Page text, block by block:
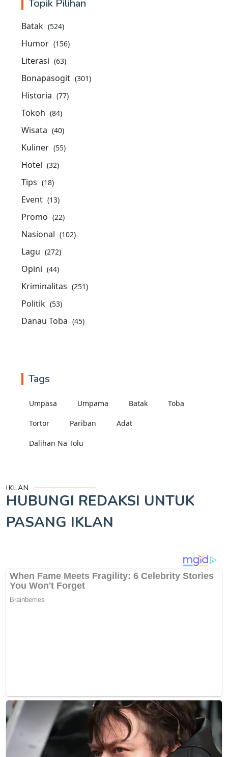
Topik Pilihan
Batak (524)
Humor (156)
Literasi (63)
Bonapasogit (301)
Historia (77)
Tokoh (84)
Wisata (40)
Kuliner (55)
Hotel (32)
Tips (18)
Event (13)
Promo (22)
Nasional (102)
Lagu (272)
Opini (44)
Kriminalitas (251)
Politik (53)
Danau Toba (45)
Tags
Umpasa Umpama Batak Toba
Tortor Pariban Adat
Dalihan Na Tolu
IKLAN
HUBUNGI REDAKSI UNTUK
PASANG IKLAN